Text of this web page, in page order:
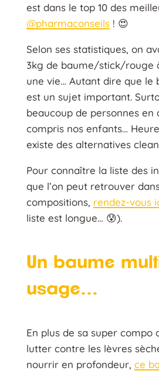
est dans le top 10 des
@pharmaconseils! 😍
Selon ses statistiques, on
3kg de baume/stick/rouge
une vie… Autant dire que le
est un sujet important.
beaucoup de personnes en
compris nos enfants…
existe des alternatives
Pour connaître la liste des
que l’on peut retrouver
compositions, rendez-vous
liste est longue… 😰).
Un baume
usage…
En plus de sa super compo
lutter contre les lèvres
nourrir en profondeur, ce